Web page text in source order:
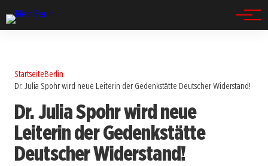
StartseiteBerlin
Dr. Julia Spohr wird neue Leiterin der Gedenkstätte Deutscher Widerstand!
Dr. Julia Spohr wird neue
Leiterin der Gedenkstätte
Deutscher Widerstand!